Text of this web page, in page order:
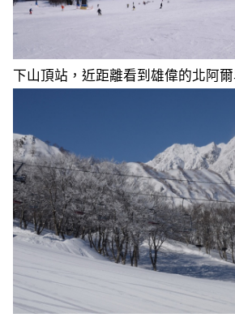
下山頂站，近距離看到雄偉的北阿爾